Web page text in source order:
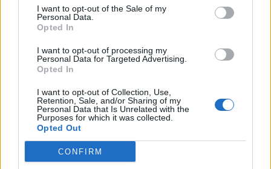
I want to opt-out of the Sale of my
Personal Data.
Opted In
I want to opt-out of processing my
Personal Data for Targeted Advertising.
Opted In
I want to opt-out of Collection, Use,
Retention, Sale, and/or Sharing of my
Personal Data that Is Unrelated with the
Purposes for which it was collected.
Opted Out
CONFIRM
evoluto dal power pc della IBM) infatti si
usano versioni compatibile con i power pc
integrati nei cell però non ci impedisce di
usare la console per le normali applicazioni
come navigazione internet ,lettura posta
,etc..
Le nostre Impressioni
Dobbiamo affermare dopo i giochi provati